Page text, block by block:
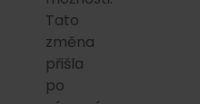
Tato
změna
přišla
po